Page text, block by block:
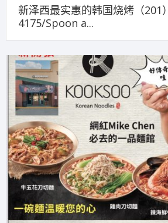
新泽西最实惠的韩国烧烤（201
4175/Spoon a...